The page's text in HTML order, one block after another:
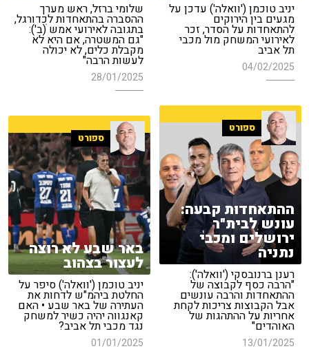
יניב טוכמן ('וואלה') עדכן על
מגעים בין הירוקים
להתאחדות על הסדר, זכר
לאירועי המשחק מול מכבי
תל אביב
04/02/2025
שלומי ברזל, ראש מערך
ההסברה בהתאחדות לכדורגל,
בתגובה לאירועי אמש ׁ(ב'):
"גם המשטרה, אם היא לא
מקבלת כלים, לא יכולה
לעשות הרבה"
28/01/2025
ספורט
ההתאחדות קבעה:
עונש לבית"ר
ירושלים ומכבי
נתניה
רענן ברנובסקי ('וואלה'):
"הרבה כסף לקבוצה של
ההתאחדות והרבה עונשים
אבל הקבוצות צריכות לקחת
אחריות על ההתהגות של
האוהדים"
13/01/2025
ספורט
באר שבע לא רוצה
לעצור בצהוב
יניב טוכמן ('וואלה') סיפר על
החלטת ביהמ"ש לדחות את
העתירה של באר שבע • האם
קאנגווה יהיה כשיר למשחק
נגד מכבי תל אביב?
01/01/2025